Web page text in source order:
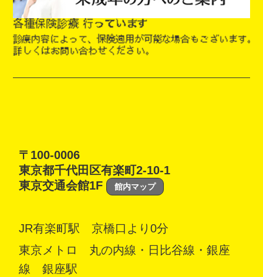
〒100-0006
東京都千代田区有楽町2-10-1
東京交通会館1F
館内マップ
JR有楽町駅 京橋口より0分
東京メトロ 丸の内線・日比谷線・銀座
線 銀座駅